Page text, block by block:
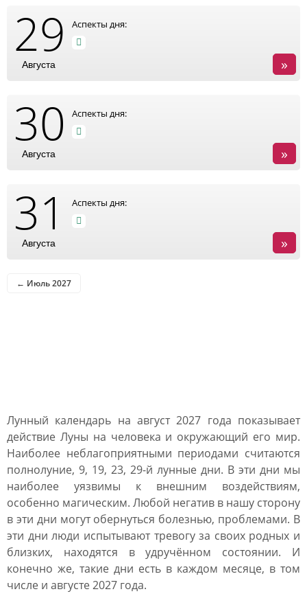
29
Августа
Аспекты дня:
»
30
Августа
Аспекты дня:
»
31
Августа
Аспекты дня:
»
← Июль 2027
Лунный календарь на август 2027 года показывает
действие Луны на человека и окружающий его мир.
Наиболее неблагоприятными периодами считаются
полнолуние, 9, 19, 23, 29-й лунные дни. В эти дни мы
наиболее уязвимы к внешним воздействиям,
особенно магическим. Любой негатив в нашу сторону
в эти дни могут обернуться болезнью, проблемами. В
эти дни люди испытывают тревогу за своих родных и
близких, находятся в удручённом состоянии. И
конечно же, такие дни есть в каждом месяце, в том
числе и августе 2027 года.